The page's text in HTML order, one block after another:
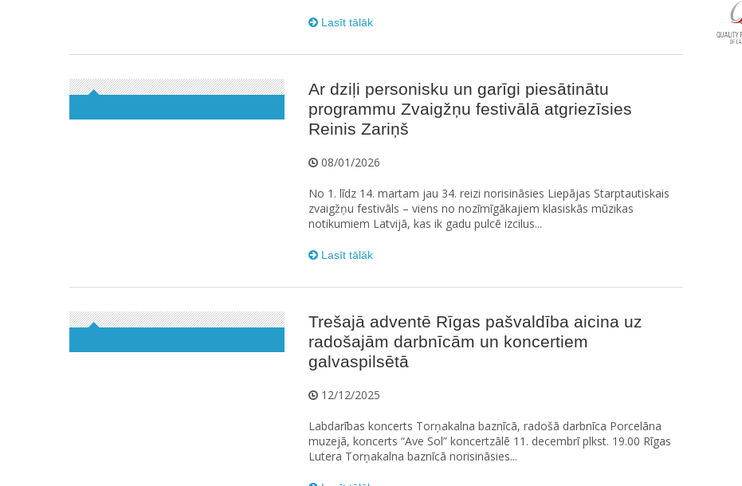
Lasīt tālāk
Ar dziļi personisku un garīgi piesātinātu
programmu Zvaigžņu festivālā atgriezīsies
Reinis Zariņš
08/01/2026
No 1. līdz 14. martam jau 34. reizi norisināsies Liepājas Starptautiskais
zvaigžņu festivāls – viens no nozīmīgākajiem klasiskās mūzikas
notikumiem Latvijā, kas ik gadu pulcē izcilus...
Lasīt tālāk
Trešajā adventē Rīgas pašvaldība aicina uz
radošajām darbnīcām un koncertiem
galvaspilsētā
12/12/2025
Labdarības koncerts Torņakalna baznīcā, radošā darbnīca Porcelāna
muzejā, koncerts “Ave Sol” koncertzālē 11. decembrī plkst. 19.00 Rīgas
Lutera Torņakalna baznīcā norisināsies...